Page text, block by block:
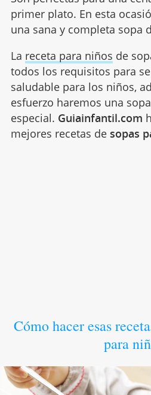
primer plato. En esta
una sana y completa sopa
La receta para niños de
todos los requisitos para
saludable para los niños,
esfuerzo haremos una
especial. Guiainfantil.com
mejores recetas de sopas
Cómo hacer esas
para